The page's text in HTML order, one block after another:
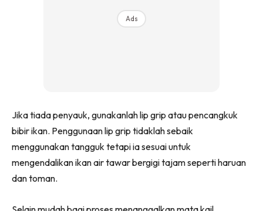
Ads
Jika tiada penyauk, gunakanlah lip grip atau pencangkuk
bibir ikan. Penggunaan lip grip tidaklah sebaik
menggunakan tangguk tetapi ia sesuai untuk
mengendalikan ikan air tawar bergigi tajam seperti haruan
dan toman.